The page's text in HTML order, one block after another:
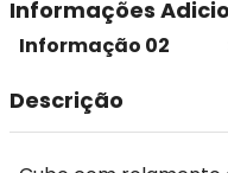
Informações
Informação 02
Descrição